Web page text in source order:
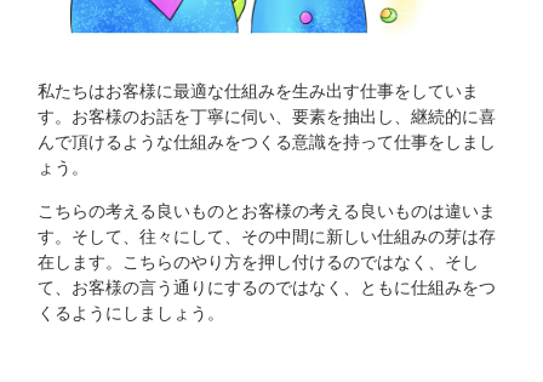
私たちはお客様に最適な仕組みを生み出す仕事をしていま
す。お客様のお話を丁寧に伺い、要素を抽出し、継続的に喜
んで頂けるような仕組みをつくる意識を持って仕事をしまし
ょう。
こちらの考える良いものとお客様の考える良いものは違いま
す。そして、往々にして、その中間に新しい仕組みの芽は存
在します。こちらのやり方を押し付けるのではなく、そし
て、お客様の言う通りにするのではなく、ともに仕組みをつ
くるようにしましょう。